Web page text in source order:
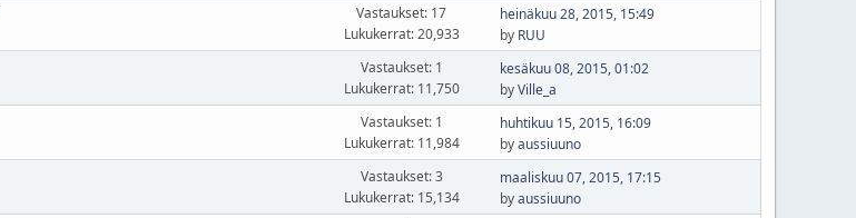
Vastaukset: 17
Lukukerrat: 20,933
heinäkuu 28, 2015, 15:49
by RUU
Vastaukset: 1
Lukukerrat: 11,750
kesäkuu 08, 2015, 01:02
byVille_a
Vastaukset: 1
Lukukerrat: 11,984
huhtikuu 15, 2015, 16:09
byaussiuuno
Vastaukset: 3
Lukukerrat: 15,134
maaliskuu 07, 2015, 17:15
byaussiuuno